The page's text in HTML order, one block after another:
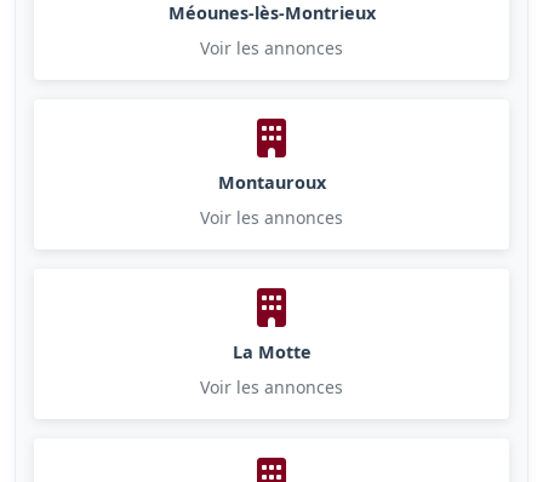
Méounes-lès-Montrieux
Voir les annonces
Montauroux
Voir les annonces
La Motte
Voir les annonces